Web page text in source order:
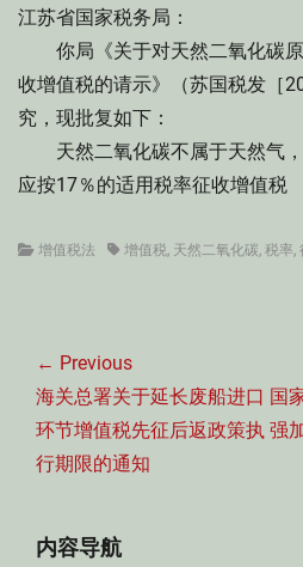
江苏省国家税务局：
你局《关于对天然二氧化碳原
收增值税的请示》（苏国税发［
究，现批复如下：
天然二氧化碳不属于天然气，
应按17％的适用税率征收增值税
Categories
增值税法 Tags增值税, 天然二氧化碳, 税率,
章
导
航
← Previous
Previous
post:
海关总署关于延长废船进口
环节增值税先征后返政策执
行期限的通知
Next
国
强
内容导航